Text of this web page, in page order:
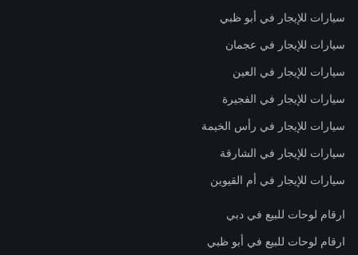
سيارات للإيجار في أبو ظبي
سيارات للإيجار في عجمان
سيارات للإيجار في العين
سيارات للإيجار في الفجيرة
سيارات للإيجار في رأس الخيمة
سيارات للإيجار في الشارقة
سيارات للإيجار في أم القيوين
ارقام لوحات للبيع في دبي
ارقام لوحات للبيع في أبو ظبي